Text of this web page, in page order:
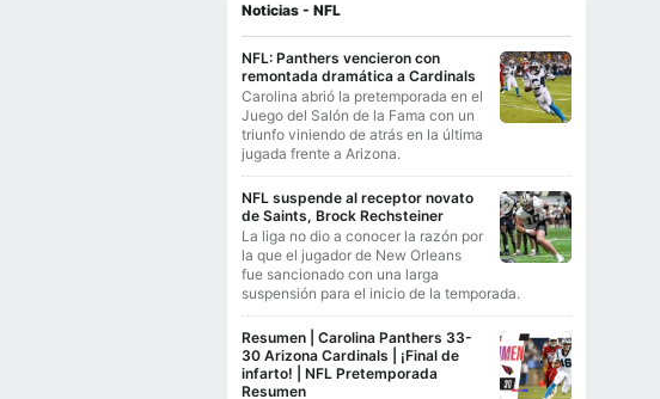
Noticias - NFL
NFL: Panthers vencieron con
remontada dramática a Cardinals
Carolina abrió la pretemporada en el
Juego del Salón de la Fama con un
triunfo viniendo de atrás en la última
jugada frente a Arizona.
NFL suspende al receptor novato
de Saints, Brock Rechsteiner
La liga no dio a conocer la razón por
la que el jugador de New Orleans
fue sancionado con una larga
suspensión para el inicio de la temporada.
Resumen | Carolina Panthers 33-
30 Arizona Cardinals | ¡Final de
infarto! | NFL Pretemporada
Resumen